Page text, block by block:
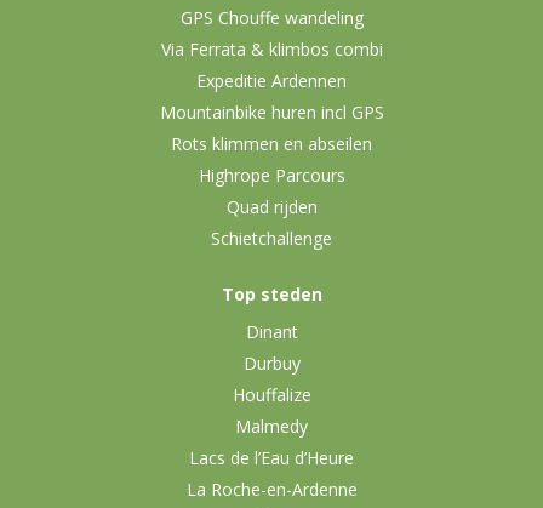
GPS Chouffe wandeling
Via Ferrata & klimbos combi
Expeditie Ardennen
Mountainbike huren incl GPS
Rots klimmen en abseilen
Highrope Parcours
Quad rijden
Schietchallenge
Top steden
Dinant
Durbuy
Houffalize
Malmedy
Lacs de l’Eau d’Heure
La Roche-en-Ardenne